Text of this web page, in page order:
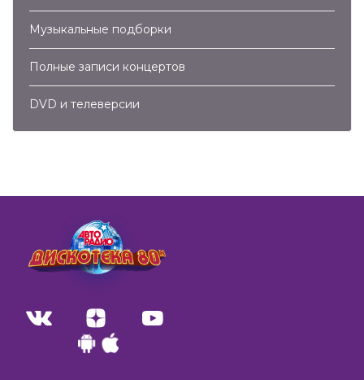
Музыкальные подборки
Полные записи концертов
DVD и телеверсии